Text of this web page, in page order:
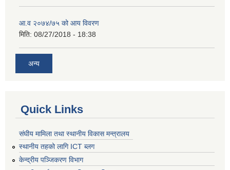
आ.व २०७४/७५ को आय विवरण
मिति: 08/27/2018 - 18:38
अन्य
Quick Links
संघीय मामिला तथा स्थानीय विकास मन्त्रालय
स्थानीय तहको लागि ICT ब्लग
केन्द्रीय पञ्जिकरण विभाग